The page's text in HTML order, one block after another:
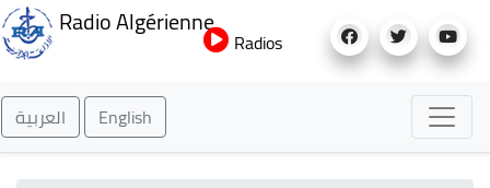
au
Radio Algérienne
Radios
العربية English